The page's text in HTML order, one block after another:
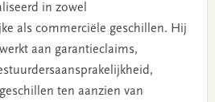
in zowel
als commerciële geschillen. Hij
aan garantieclaims,
ten aanzien van